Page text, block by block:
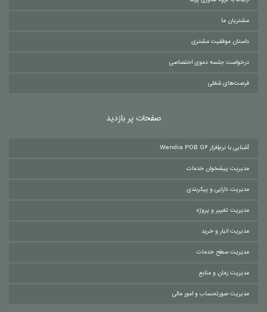
مشتریان ما
داستان موفقیت مشتری
درخواست جلسه دموی اختصاصی
فرصت‌های شغلی
صفحات پر بازدید
آشنایی با نرم‌افزار Wendia POB G6
مدیریت پیشخوان خدمات
مدیریت دارایی و پیکربندی
مدیریت تغییر و پروژه
مدیریت انبار و خرید
مدیریت سطح خدمات
مدیریت زمان و منابع
مدیریت صورتحساب و امور مالی